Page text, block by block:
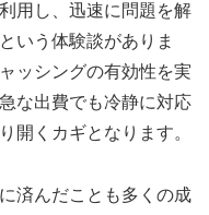
用し、迅速に問題を解
いう体験談がありま
ッシングの有効性を実
な出費でも冷静に対応
開くカギとなります。
済んだことも多くの成